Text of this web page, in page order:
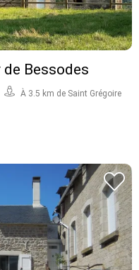
de Bessodes
À 3.5 km de Saint Grégoire